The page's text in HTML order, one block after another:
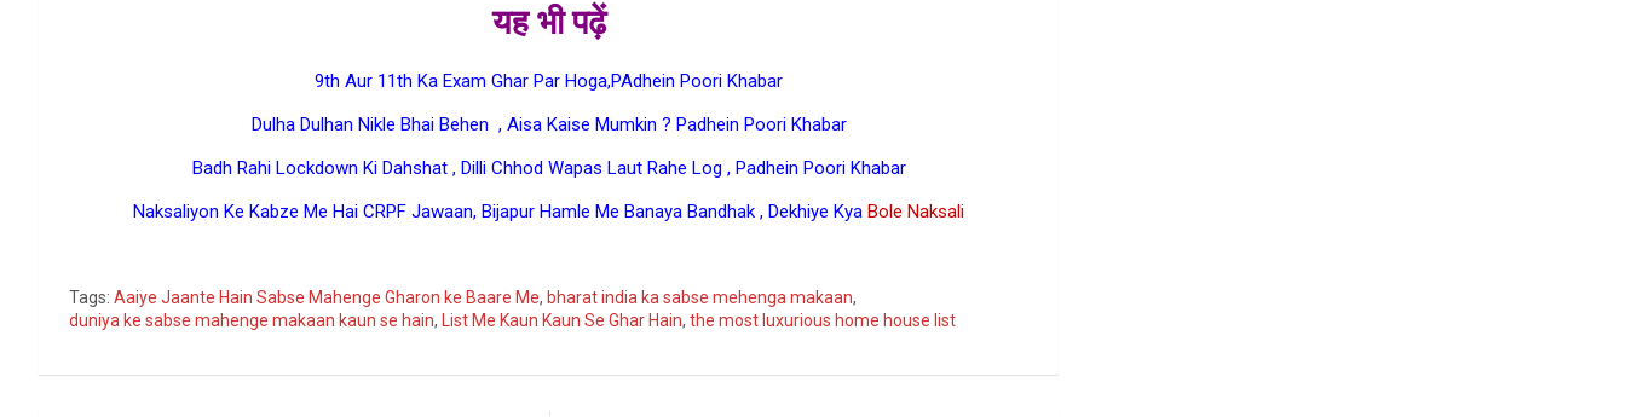
यह भी पढ़ें
9th Aur 11th Ka Exam Ghar Par Hoga,PAdhein Poori Khabar
Dulha Dulhan Nikle Bhai Behen , Aisa Kaise Mumkin ? Padhein Poori Khabar
Badh Rahi Lockdown Ki Dahshat , Dilli Chhod Wapas Laut Rahe Log , Padhein Poori Khabar
Naksaliyon Ke Kabze Me Hai CRPF Jawaan, Bijapur Hamle Me Banaya Bandhak , Dekhiye Kya Bole Naksali
Tags: Aaiye Jaante Hain Sabse Mahenge Gharon ke Baare Me, bharat india ka sabse mehenga makaan,
duniya ke sabse mahenge makaan kaun se hain, List Me Kaun Kaun Se Ghar Hain, the most luxurious home house list